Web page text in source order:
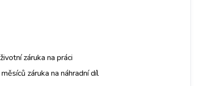
záruka na práci
záruka na náhradní díl